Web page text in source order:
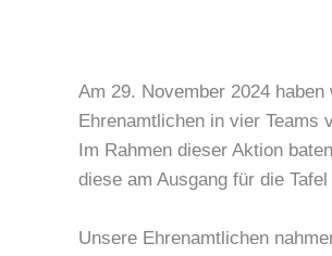
Am 29. November 2024
Ehrenamtlichen in vier Teams
Im Rahmen dieser Aktion
diese am Ausgang für die
Unsere Ehrenamtlichen